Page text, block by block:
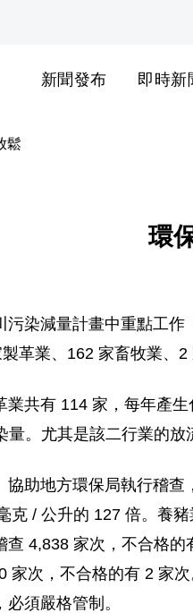
新聞發布 即時新
鬆
環
污染減量計畫中重點工
革業、162 家畜牧業、
業共有 114 家，每年產
。尤其是該二行業的
協助地方環保局執行稽
克 / 公升的 127 倍。養
查 4,838 家次，不合格
家次，不合格的有 2 家
須嚴格管制。